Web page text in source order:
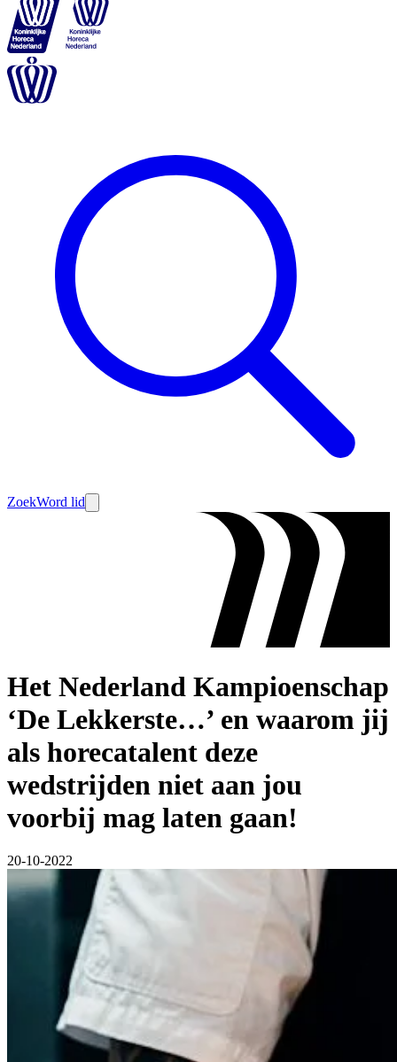
ZoekWord lid
Het Nederland Kampioenschap
‘De Lekkerste…’ en waarom jij
als horecatalent deze
wedstrijden niet aan jou
voorbij mag laten gaan!
20-10-2022